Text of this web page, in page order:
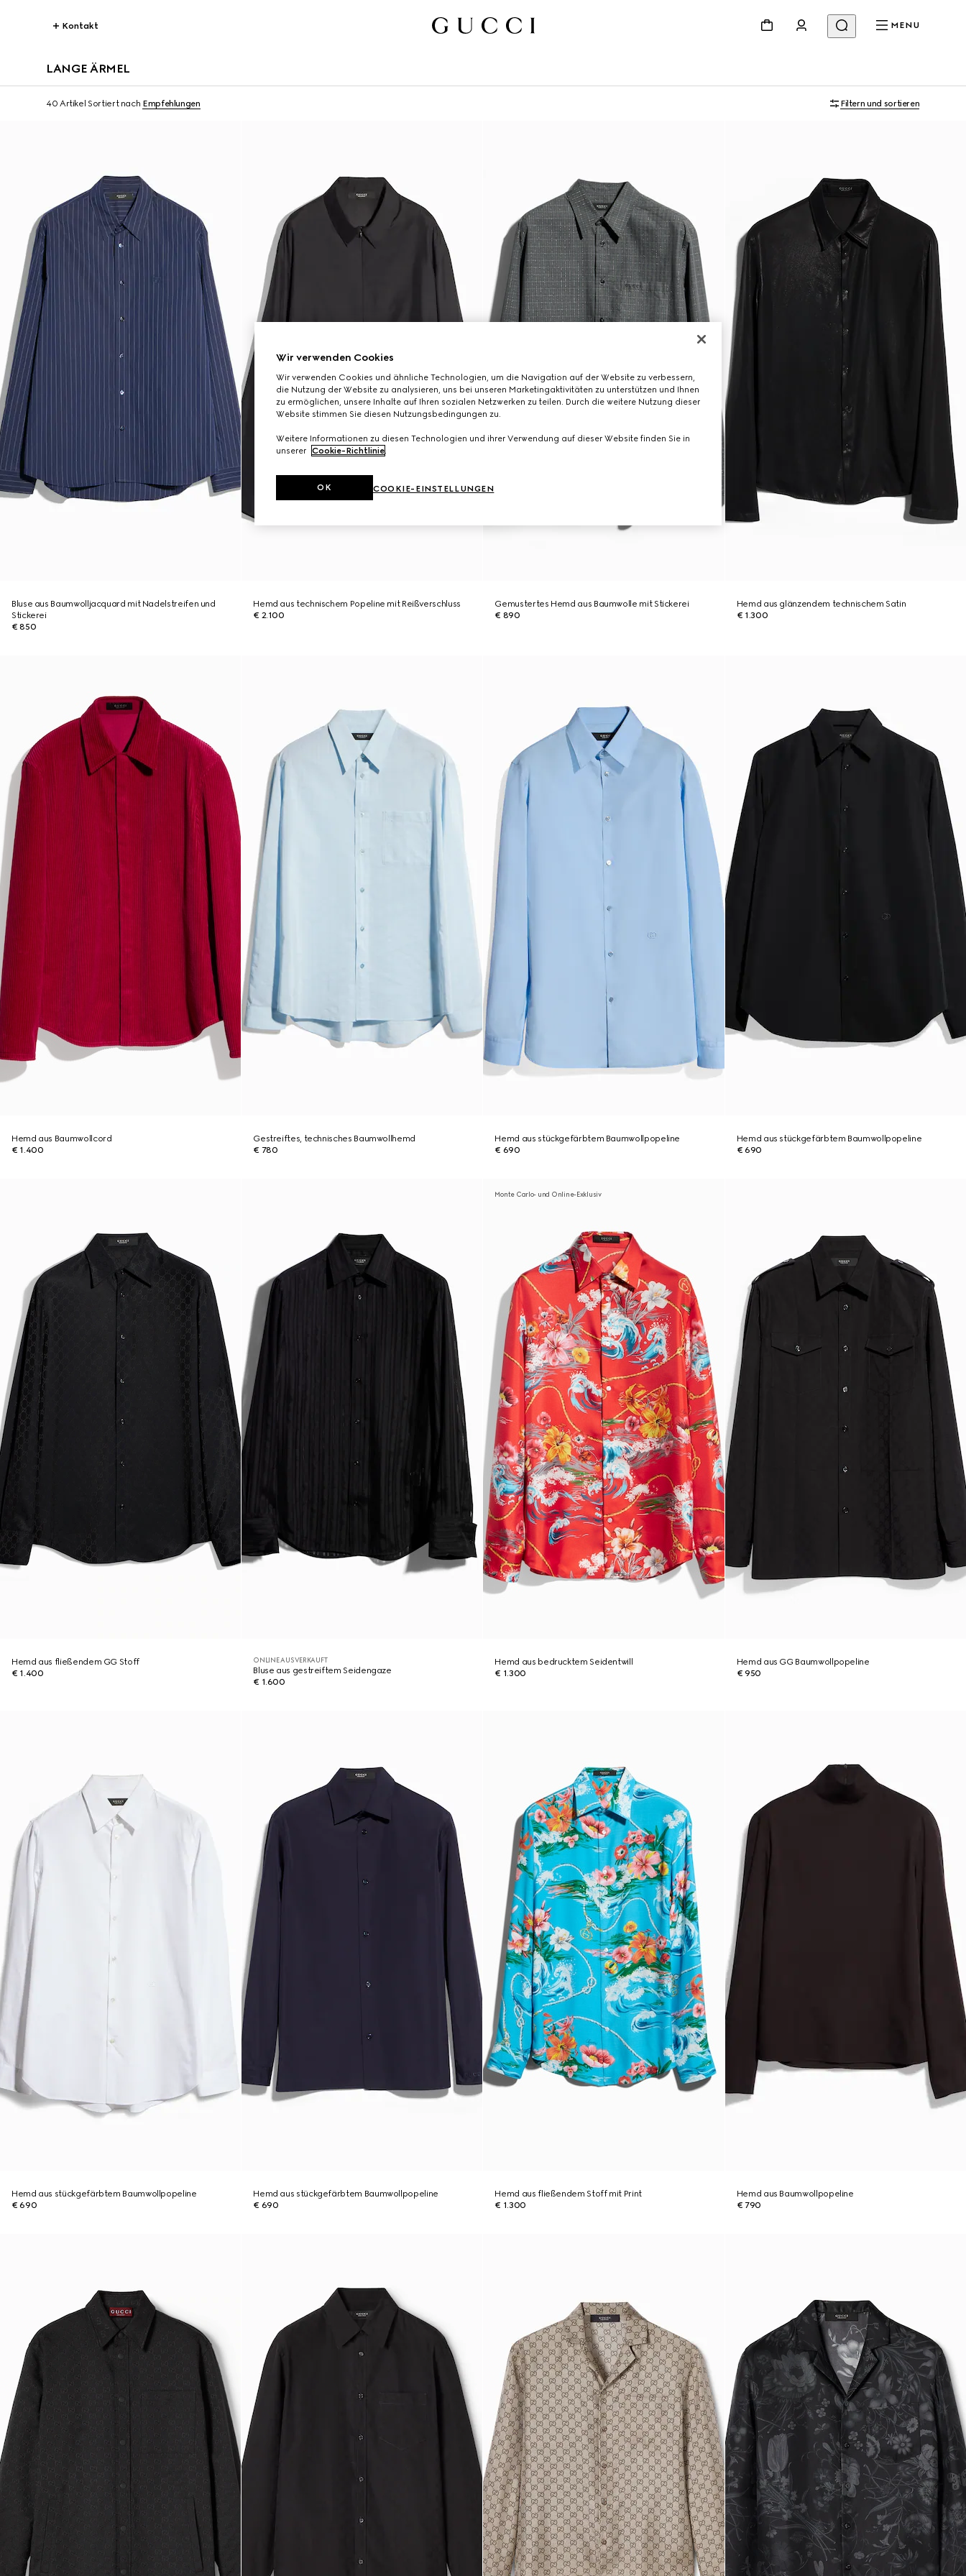
Kontakt MENU
LANGE ÄRMEL
40 Artikel Sortiert nach Empfehlungen Filtern und sortieren
Bluse aus Baumwolljacquard mit Nadelstreifen und
Stickerei
€ 850
Hemd aus technischem Popeline mit Reißverschluss
€ 2.100
Gemustertes Hemd aus Baumwolle mit Stickerei
€ 890
Hemd aus glänzendem technischem Satin
€ 1.300
Hemd aus Baumwollcord
€ 1.400
Gestreiftes, technisches Baumwollhemd
€ 780
Hemd aus stückgefärbtem Baumwollpopeline
€ 690
Hemd aus stückgefärbtem Baumwollpopeline
€ 690
Hemd aus fließendem GG Stoff
€ 1.400
ONLINE AUSVERKAUFT
Bluse aus gestreiftem Seidengaze
€ 1.600
Monte Carlo- und Online-Exklusiv
Hemd aus bedrucktem Seidentwill
€ 1.300
Hemd aus GG Baumwollpopeline
€ 950
Hemd aus stückgefärbtem Baumwollpopeline
€ 690
Hemd aus stückgefärbtem Baumwollpopeline
€ 690
Hemd aus fließendem Stoff mit Print
€ 1.300
Hemd aus Baumwollpopeline
€ 790
Wir verwenden Cookies
Wir verwenden Cookies und ähnliche Technologien, um die Navigation auf der Website zu verbessern,
die Nutzung der Website zu analysieren, uns bei unseren Marketingaktivitäten zu unterstützen und Ihnen
zu ermöglichen, unsere Inhalte auf Ihren sozialen Netzwerken zu teilen. Durch die weitere Nutzung dieser
Website stimmen Sie diesen Nutzungsbedingungen zu.
Weitere Informationen zu diesen Technologien und ihrer Verwendung auf dieser Website finden Sie in
unserer Cookie-Richtlinie.
COOKIE-EINSTELLUNGEN
OK